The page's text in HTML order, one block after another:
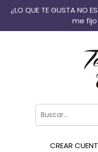
¿LO QUE TE GUSTA NO
me
CREAR